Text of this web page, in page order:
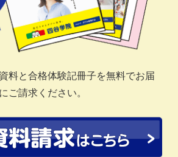
料と合格体験記冊子を無料でお届
ご請求ください。